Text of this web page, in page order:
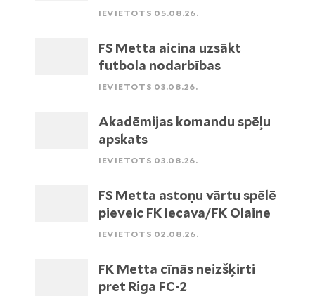
IEVIETOTS 05.08.26.
FS Metta aicina uzsākt
futbola nodarbības
IEVIETOTS 03.08.26.
Akadēmijas komandu spēļu
apskats
IEVIETOTS 03.08.26.
FS Metta astoņu vārtu spēlē
pieveic FK Iecava/FK Olaine
IEVIETOTS 02.08.26.
FK Metta cīnās neizšķirti
pret Riga FC-2